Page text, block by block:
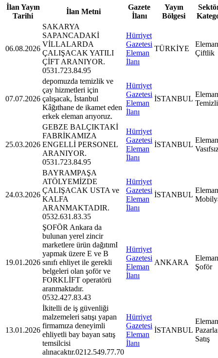
İlan Yayın
Tarihi
İlan Metni
Gazete
İlanı
Yayın
Bölgesi
06.08.2026
SAKARYA
SAPANCADAKİ
VİLLALARDA
ÇALIŞACAK YATILI
ÇİFT ARANIYOR.
0531.723.84.95
Hürriyet
Gazetesi
Eleman
İlanı
TÜRKİYE
Çiftlik
07.07.2026
depomuzda temizlik ve
çay hizmetleri için
çalışacak, İstanbul
Kâğıthane de ikamet eden
erkek eleman arıyoruz.
Hürriyet
Gazetesi
Eleman
İlanı
İSTANBUL
25.03.2026
GEBZE BALÇIKTAKİ
FABRİKAMIZA
ENGELLİ PERSONEL
ARANIYOR.
0531.723.84.95
Hürriyet
Gazetesi
Eleman
İlanı
İSTANBUL
24.03.2026
BAYRAMPAŞA
ATÖLYEMİZDE
ÇALIŞACAK USTA ve
KALFA
ARANMAKTADIR.
0532.631.83.35
Hürriyet
Gazetesi
Eleman
İlanı
İSTANBUL
19.01.2026
ŞOFÖR Ankara da
bulunan yerel zincir
marketlere ürün dağıtımI
yapmak üzere E ve B
sınıfı ehliyet ile gerekli
belgeleri olan şoför ve
FORKLİFT operatörü
aranmaktadır.
0532.427.83.43
Hürriyet
Gazetesi
Eleman
İlanı
ANKARA
Şoför
13.01.2026
İkitelli de iş güvenliği
malzemeleri satışı yapan
firmamıza deneyimli
ehliyetli bay bayan satış
temsilcisi
alınacaktır.0212.549.77.70
Hürriyet
Gazetesi
Eleman
İlanı
İSTANBUL
Satış